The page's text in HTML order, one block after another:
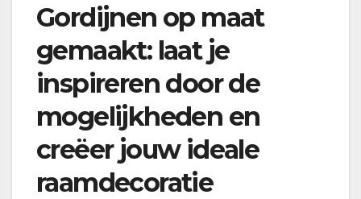
Gordijnen op maat
gemaakt: laat je
inspireren door de
mogelijkheden en
creëer jouw ideale
raamdecoratie